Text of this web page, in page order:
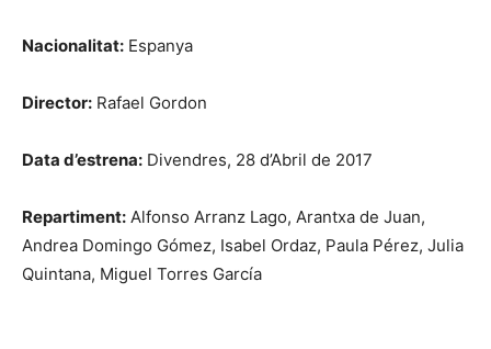
Nacionalitat: Espanya
Director: Rafael Gordon
Data d’estrena: Divendres, 28 d’Abril de 2017
Repartiment: Alfonso Arranz Lago, Arantxa de Juan,
Andrea Domingo Gómez, Isabel Ordaz, Paula Pérez, Julia
Quintana, Miguel Torres García